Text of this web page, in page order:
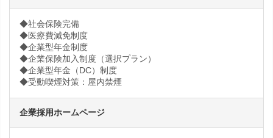
◆社会保険完備
◆医療費減免制度
◆企業型年金制度
◆企業保険加入制度（選択プラン）
◆企業型年金（DC）制度
◆受動喫煙対策：屋内禁煙
企業採用ホームページ